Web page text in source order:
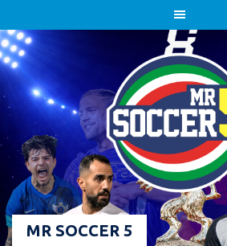
to
content
MR SOCCER 5